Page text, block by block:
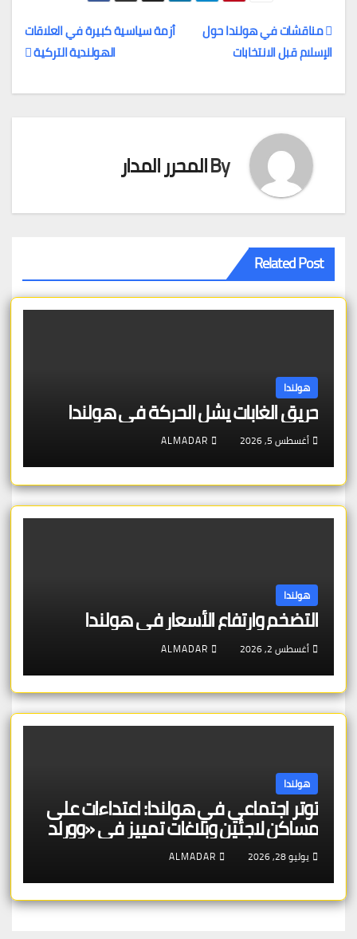
تصفّح
المقالات
أزمة سياسية كبيرة في العلاقات
الهولندية التركية
مناقشات في هولندا حول
الإسلام قبل الانتخابات
Byالمحرر المدار
Related Post
هولندا
حريق الغابات يشل الحركة في هولندا
أغسطس 5, 2026 ALMADAR
هولندا
التضخم وارتفاع الأسعار في هولندا
أغسطس 2, 2026 ALMADAR
هولندا
توتر اجتماعي في هولندا: اعتداءات على
مساكن لاجئين وبلاغات تمييز في «وورلد
برايد»
يوليو 28, 2026 ALMADAR